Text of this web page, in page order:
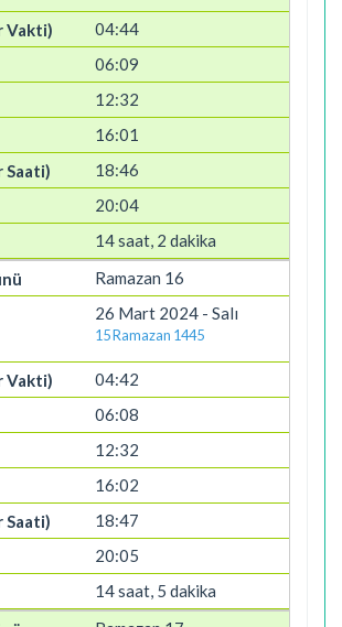
04:44
06:09
12:32
16:01
18:46
20:04
14 saat, 2 dakika
Ramazan 16
26 Mart 2024 - Salı
15 Ramazan 1445
04:42
06:08
12:32
16:02
18:47
20:05
14 saat, 5 dakika